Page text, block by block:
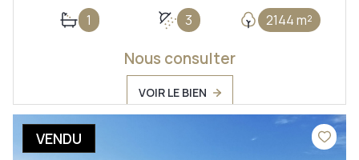
1 3 2144 m²
Nous consulter
VOIR LE BIEN
VENDU